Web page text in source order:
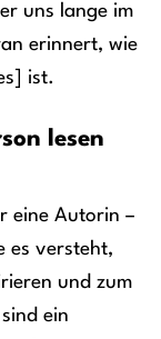
uns lange im
erinnert, wie
ist.
lesen
eine Autorin –
es versteht,
und zum
ein